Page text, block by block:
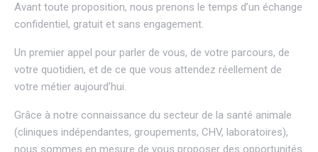
Avant toute proposition, nous prenons le temps d’un échange
confidentiel, gratuit et sans engagement.
Un premier appel pour parler de vous, de votre parcours, de
votre quotidien, et de ce que vous attendez réellement de
votre métier aujourd’hui.
Grâce à notre connaissance du secteur de la santé animale
(cliniques indépendantes, groupements, CHV, laboratoires),
nous sommes en mesure de vous proposer des opportunités